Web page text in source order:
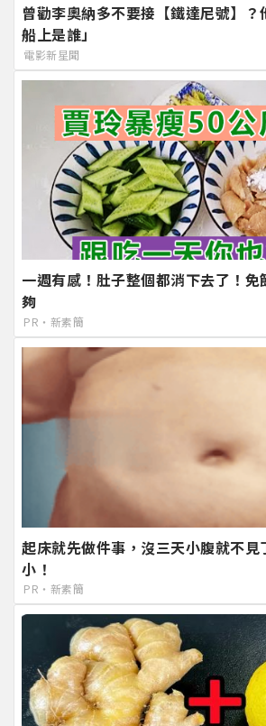
曾勸李奧納多不要接【鐵達尼號】
船上是誰」
電影新星聞
一週有感！肚子整個都消下去了！
夠
PR・新素簡
起床就先做件事，沒三天小腹就不
小！
PR・新素簡